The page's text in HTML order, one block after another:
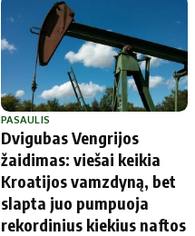
PASAULIS
Dvigubas Vengrijos
žaidimas: viešai keikia
Kroatijos vamzdyną, bet
slapta juo pumpuoja
rekordinius kiekius naftos